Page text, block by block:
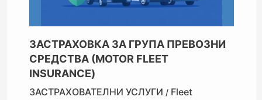
ЗАСТРАХОВКА ЗА ГРУПА ПРЕВОЗНИ
СРЕДСТВА (MOTOR FLEET
INSURANCE)
ЗАСТРАХОВАТЕЛНИ УСЛУГИ / Fleet